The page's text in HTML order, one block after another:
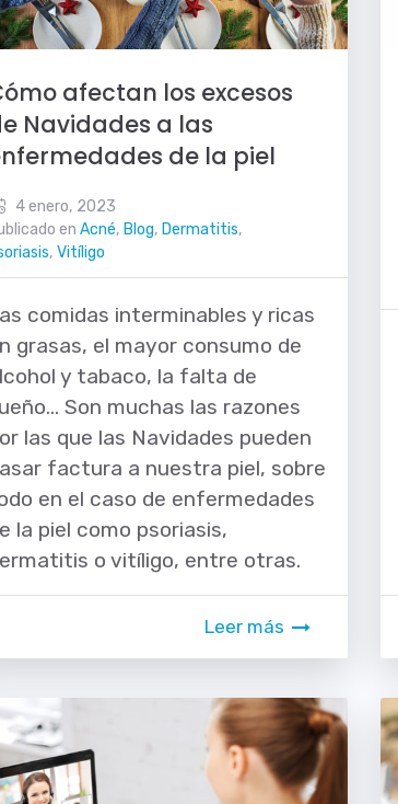
afectan los excesos
Navidades a las
de la piel
4 enero, 2023
en Acné, Blog, Dermatitis,
, Vitíligo
comidas interminables y ricas
grasas, el mayor consumo de
y tabaco, la falta de
Son muchas las razones
las que las Navidades pueden
factura a nuestra piel, sobre
en el caso de enfermedades
la piel como psoriasis,
o vitíligo, entre otras.
Leer más